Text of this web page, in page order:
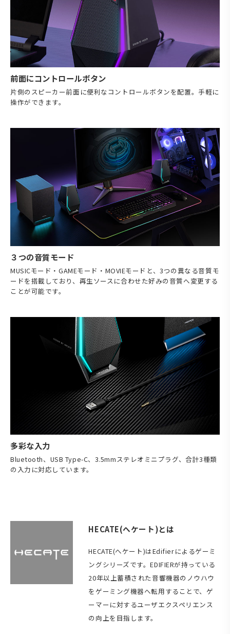
前面にコントロールボタン
片側のスピーカー前面に便利なコントロールボタンを配置。手軽に
操作ができます。
３つの音質モード
MUSICモード・GAMEモード・MOVIEモードと、3つの異なる音質モ
ードを搭載しており、再生ソースに合わせた好みの音質へ変更する
ことが可能です。
多彩な入力
Bluetooth、USB Type-C、3.5mmステレオミニプラグ、合計3種類
の入力に対応しています。
HECATE(へケート)とは
HECATE(へケート)はEdifierによるゲーミ
ングシリーズです。EDIFIERが持っている
20年以上蓄積された音響機器のノウハウ
をゲーミング機器へ転用することで、ゲ
ーマーに対するユーザエクスペリエンス
の向上を目指します。